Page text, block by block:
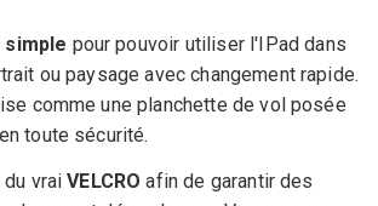
simple pour pouvoir utiliser l'IPaddans
ou paysage avec changement rapide.
comme une planchette de vol posée
en toute sécurité.
du vraiVELCRO afin de garantir des